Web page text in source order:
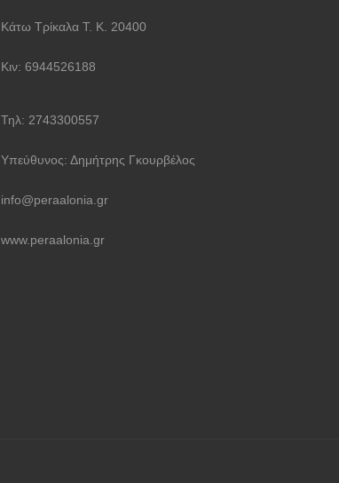
Κάτω Τρίκαλα Τ. Κ. 20400
Κιν: 6944526188
Τηλ: 2743300557
Υπεύθυνος: Δημήτρης Γκουρβέλος
info@peraalonia.gr
www.peraalonia.gr